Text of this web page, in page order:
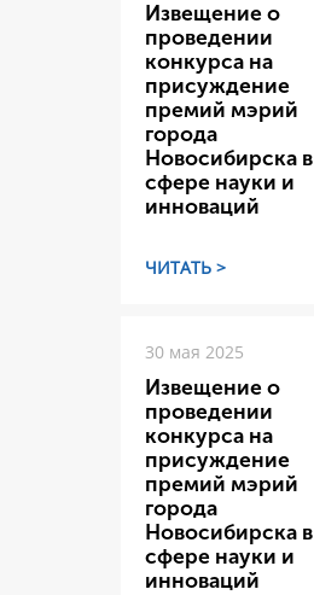
Извещение о
проведении
конкурса на
присуждение
премий мэрий
города
Новосибирска в
сфере науки и
инноваций
ЧИТАТЬ >
30 мая 2025
Извещение о
проведении
конкурса на
присуждение
премий мэрий
города
Новосибирска в
сфере науки и
инноваций